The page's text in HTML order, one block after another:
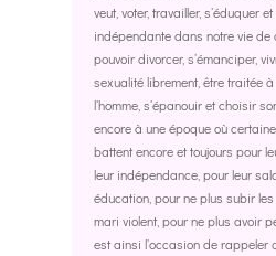
veut, voter, travailler, s’éduquer
indépendante dans notre vie de
pouvoir divorcer, s’émanciper,
sexualité librement, être traitée à
l’homme, s’épanouir et choisir
encore à une époque où
battent encore et toujours pour
leur indépendance, pour leur
éducation, pour ne plus subir les
mari violent, pour ne plus avoir
est ainsi l’occasion de rappeler